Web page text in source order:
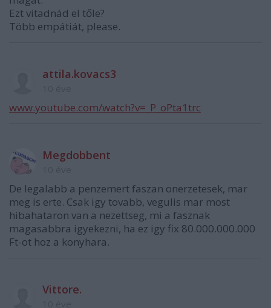
Ezt vitadnád el tőle?
Több empátiát, please.
attila.kovacs3
www.youtube.com/watch?v=_P_oPta1trc
Megdobbent
De legalabb a penzemert faszan onerzetesek, mar
meg is erte. Csak igy tovabb, vegulis mar most
hibahataron van a nezettseg, mi a fasznak
magasabbra igyekezni, ha ez igy fix 80.000.000.000
Ft-ot hoz a konyhara.
Vittore.